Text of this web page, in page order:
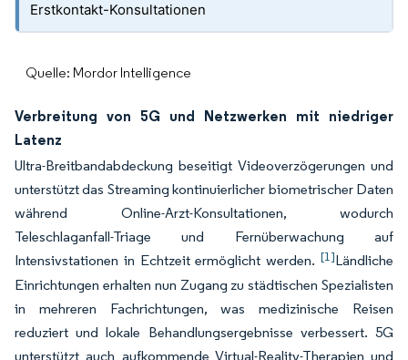
Erstkontakt-Konsultationen
Quelle: Mordor Intelligence
Verbreitung von 5G und Netzwerken mit niedriger
Latenz
Ultra-Breitbandabdeckung beseitigt Videoverzögerungen und
unterstützt das Streaming kontinuierlicher biometrischer Daten
während Online-Arzt-Konsultationen, wodurch
Teleschlaganfall-Triage und Fernüberwachung auf
Intensivstationen in Echtzeit ermöglicht werden. [1]Ländliche
Einrichtungen erhalten nun Zugang zu städtischen Spezialisten
in mehreren Fachrichtungen, was medizinische Reisen
reduziert und lokale Behandlungsergebnisse verbessert. 5G
unterstützt auch aufkommende Virtual-Reality-Therapien und